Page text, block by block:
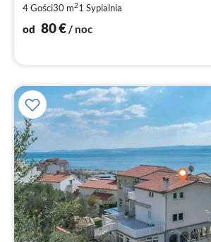
4 Gości30 m21 Sypialnia
od 80€/ noc